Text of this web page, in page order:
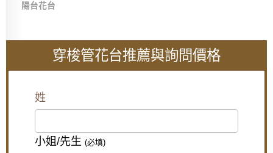
陽台花台
穿梭管花台推薦與詢問價格
姓
小姐/先生 (必填)